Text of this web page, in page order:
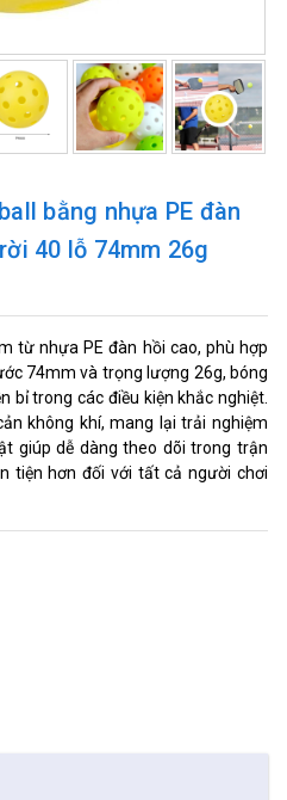
bằng nhựa PE đàn
40 lỗ 74mm 26g
từ nhựa PE đàn hồi cao, phù hợp
74mm và trọng lượng 26g, bóng
bỉ trong các điều kiện khắc nghiệt.
không khí, mang lại trải nghiệm
giúp dễ dàng theo dõi trong trận
tiện hơn đối với tất cả người chơi